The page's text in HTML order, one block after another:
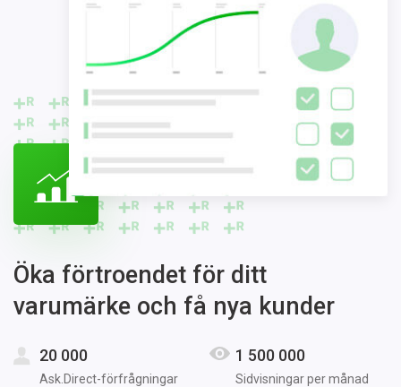
Öka förtroendet för ditt
varumärke och få nya kunder
20 000
Ask.Direct-förfrågningar
1 500 000
Sidvisningar per månad